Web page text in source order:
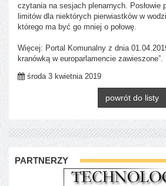
czytania na sesjach plenarnych. Posłowie
limitów dla niektórych pierwiastków w
którego ma być go mniej o połowę.
Więcej: Portal Komunalny z dnia
kranówką w europarlamencie zawieszone”.
środa 3 kwietnia 2019
powrót do listy
PARTNERZY